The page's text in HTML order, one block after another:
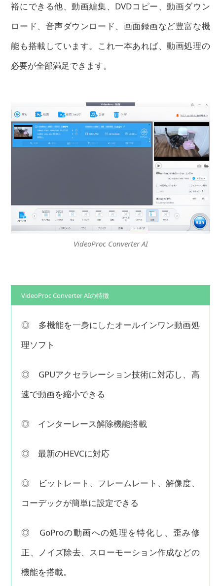
裕にできる他、動画編集、DVDコピー、動画ダウン
ロード、音声ダウンロード、画面録画など豊富な機
能も搭載しています。これ一本あれば、動画処理の
必要が全部満足できます。
VideoProc Converter AI
VideoProc Converter AIの特徴
◎ 多機能を一身にしたオールインワン動画処
理ソフト
◎ GPUアクセラレーション技術に対応し、高
速で動画を縮小できる
◎ インターレース解除機能搭載
◎ 最新のHEVCに対応
◎ ビットレート、フレームレート、解像度、
コーデックが簡単に設定できる
◎ GoProの動画への処理を特化し、歪み修
正、ノイズ除去、スローモーション作成などの
機能を搭載。